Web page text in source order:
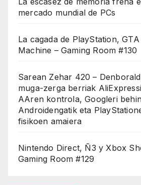
mercado mundial de PCs
La cagada de PlayStation,
Machine – Gaming Room #130
Sarean Zehar 420 –
muga-zerga berriak
AAren kontrola, Googleri
Androidengatik eta
fisikoen amaiera
Nintendo Direct, Ñ3 y Xbox
Gaming Room #129